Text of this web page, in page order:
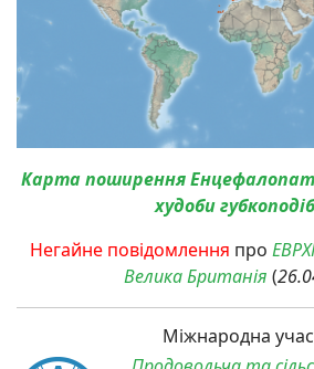
Карта поширення
худоби
Негайне повідомлення про
Велика Британія (
Міжнародна